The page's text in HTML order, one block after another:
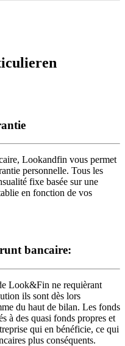
Lookandfin vous permet
personnelle. Tous les
fixe basée sur une
en fonction de vos
bancaire:
Look&Fin ne requièrant
ils sont dès lors
du haut de bilan. Les fonds
à des quasi fonds propres et
qui en bénéficie, ce qui
plus conséquents.